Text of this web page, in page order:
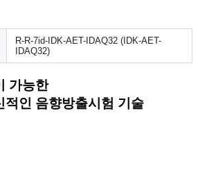
R-R-7id-IDK-AET-IDAQ32 (IDK-AET-
IDAQ32)
가능한
적인 음향방출시험 기술